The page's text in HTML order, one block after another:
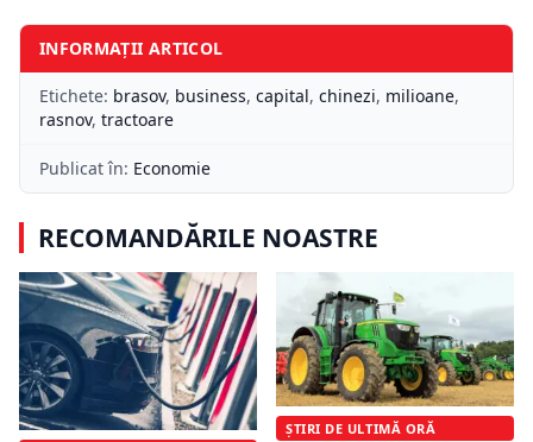
INFORMAȚII ARTICOL
Etichete: brasov, business, capital, chinezi, milioane,
rasnov, tractoare
Publicat în: Economie
RECOMANDĂRILE NOASTRE
ȘTIRI DE ULTIMĂ ORĂ